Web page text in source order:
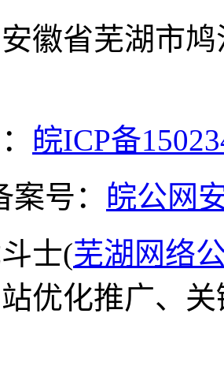
徽省芜湖市
皖ICP备
号： 皖公网
士(芜湖网络
优化推广、